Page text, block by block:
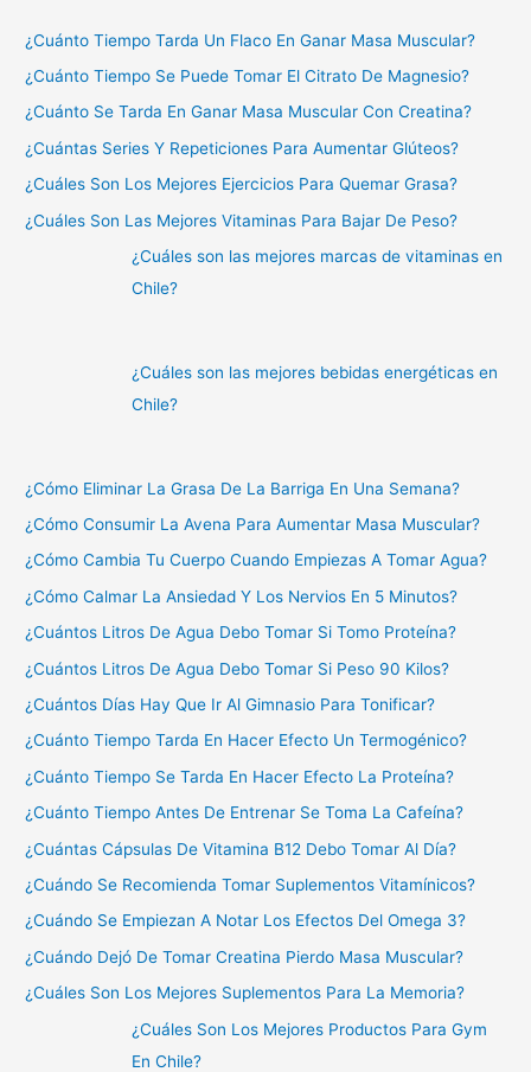
¿Cuánto Tiempo Tarda Un Flaco En Ganar Masa Muscular?
¿Cuánto Tiempo Se Puede Tomar El Citrato De Magnesio?
¿Cuánto Se Tarda En Ganar Masa Muscular Con Creatina?
¿Cuántas Series Y Repeticiones Para Aumentar Glúteos?
¿Cuáles Son Los Mejores Ejercicios Para Quemar Grasa?
¿Cuáles Son Las Mejores Vitaminas Para Bajar De Peso?
¿Cuáles son las mejores marcas de vitaminas en
Chile?
¿Cuáles son las mejores bebidas energéticas en
Chile?
¿Cómo Eliminar La Grasa De La Barriga En Una Semana?
¿Cómo Consumir La Avena Para Aumentar Masa Muscular?
¿Cómo Cambia Tu Cuerpo Cuando Empiezas A Tomar Agua?
¿Cómo Calmar La Ansiedad Y Los Nervios En 5 Minutos?
¿Cuántos Litros De Agua Debo Tomar Si Tomo Proteína?
¿Cuántos Litros De Agua Debo Tomar Si Peso 90 Kilos?
¿Cuántos Días Hay Que Ir Al Gimnasio Para Tonificar?
¿Cuánto Tiempo Tarda En Hacer Efecto Un Termogénico?
¿Cuánto Tiempo Se Tarda En Hacer Efecto La Proteína?
¿Cuánto Tiempo Antes De Entrenar Se Toma La Cafeína?
¿Cuántas Cápsulas De Vitamina B12 Debo Tomar Al Día?
¿Cuándo Se Recomienda Tomar Suplementos Vitamínicos?
¿Cuándo Se Empiezan A Notar Los Efectos Del Omega 3?
¿Cuándo Dejó De Tomar Creatina Pierdo Masa Muscular?
¿Cuáles Son Los Mejores Suplementos Para La Memoria?
¿Cuáles Son Los Mejores Productos Para Gym
En Chile?